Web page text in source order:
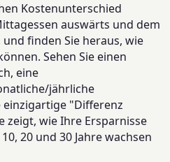
Kostenunterschied
auswärts und dem
finden Sie heraus, wie
Sehen Sie einen
eine
jährliche
"Differenz
zeigt, wie Ihre Ersparnisse
20 und 30 Jahre wachsen